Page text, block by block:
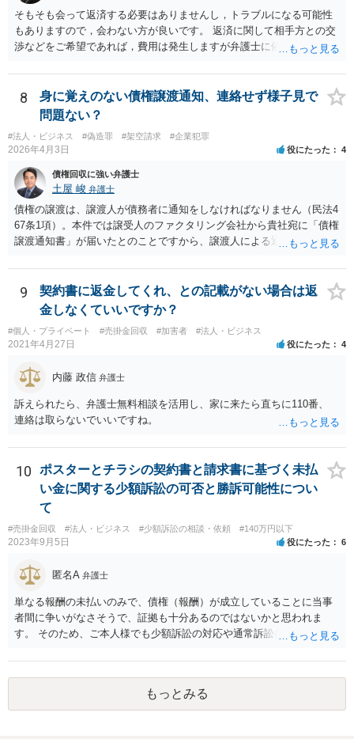
そもそも会って返済する必要はありませんし，トラブルになる可能性
もありますので，会わない方が良いです。 返済に関して相手方との交
渉などをご希望であれば，費用は発生しますが弁護士に依頼すること
きますので，ご自身で対応する必要はなくなります。
8
身に覚えのない債権譲渡通知、連絡せず様子見で
問題ない？
#法人・ビジネス #偽造罪 #架空請求 #企業犯罪
2026年4月3日 役にたった 4
債権回収に強い弁護士
土屋 峻 弁護士
債権の譲渡は、譲渡人が債務者に通知をしなければなりません（民法4
67条1項）。本件では譲受人のファクタリング会社から貴社宛に「債権
譲渡通知書」が届いたとのことですから、譲渡人による通知ではない
は、当該ファクタリング会社が詐称譲受人の可能性があるとすら指摘
できるでしょう。 次に、たとえファクタリング会社からの「債権譲渡
通知書」であっても、それが譲渡人の個人事業主の委託を受けてなさ
れていた場合等であり、債務者対抗要件の問題をクリアされていたと
しても、当該ファクタリング会社が譲受債権請求訴訟を提起する場
合、譲受債権の発生原因事実を立証しなければなりません。 「譲渡人
は当社にとって全くの見知らぬ人物で、一切関係がなく、当該債権は
現在・将来ともに存在しないと断言でき」ないということであれば、
この立証の見込みが立たないでしょうから、訴訟になったとしても、
かかる点で争うべきでしょう（といっても否認すれば足りると思いま
す。）。 以上述べましたが、令和7年12月から令和11年までに発生す
る一切の債権となれば、約4年という一定の期間の将来債権譲渡とな
り、訴求されている債権の額も相当程度の金額になっていると推察し
ます。ご不安な気持ちを解消するために、法律事務所にご相談に赴く
ことを検討されても良いでしょう。
9
契約書に返金してくれ、との記載がない場合は返
金しなくていいですか？
#個人・プライベート #売掛金回収 #加害者 #法人・ビジネス
2021年4月27日 役にたった 4
内藤 政信 弁護士
訴えられたら、弁護士無料相談を活用し、家に来たら直ちに110番、
連絡は取らないでいいですね。
10
ポスターとチラシの契約書と請求書に基づく未払
い金に関する少額訴訟の可否と勝訴可能性につい
て
#売掛金回収 #法人・ビジネス #少額訴訟の相談・依頼 #140万円以下
2023年9月5日 役にたった 6
匿名A 弁護士
単なる報酬の未払いのみで、債権（報酬）が成立していることに当事
者間に争いがなさそうで、証拠も十分あるのではないかと思われま
す。 そのため、ご本人様でも少額訴訟の対応や通常訴訟に移行したと
ても相手方が任意に支払をしない場合は強制執行を行う必要がござい
ます。この辺りになってくると少し対応が難しいかなという気がして
きますので、ご本人様の負担や手間を考慮して訴訟部分から弁護士に
ご依頼いただくという選択肢も全くおかしくはありません。
もっとみる